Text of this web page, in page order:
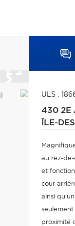
ULS :
430 2E
ÎLE-
au rez-
et
cour
ainsi
proximité